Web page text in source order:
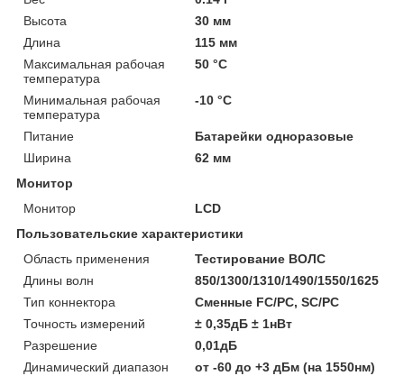
Высота
30 мм
Длина
115 мм
Максимальная рабочая
температура
50 °С
Минимальная рабочая
температура
-10 °С
Питание
Батарейки одноразовые
Ширина
62 мм
Монитор
Монитор
LCD
Пользовательские характеристики
Область применения
Тестирование ВОЛС
Длины волн
850/1300/1310/1490/1550/1625
Тип коннектора
Сменные FC/PC, SC/PC
Точность измерений
± 0,35дБ ± 1нВт
Разрешение
0,01дБ
Динамический диапазон
от -60 до +3 дБм (на 1550нм)